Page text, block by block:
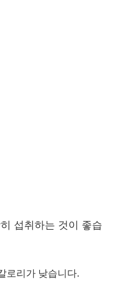
섭취하는 것이 좋습
로리가 낮습니다.